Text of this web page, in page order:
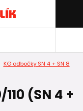
KG odbočky SN 4 + SN 8
(SN 4 +